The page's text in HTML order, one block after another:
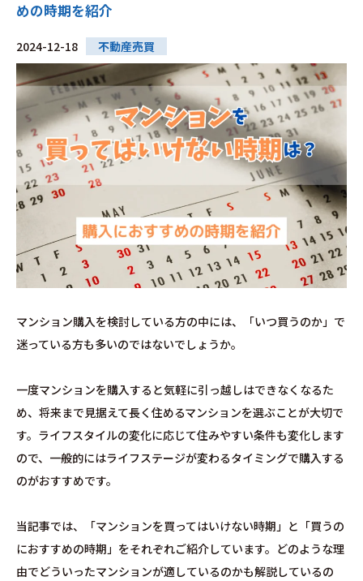
めの時期を紹介
2024-12-18 不動産売買
マンション購入を検討している方の中には、「いつ買うのか」で
迷っている方も多いのではないでしょうか。
一度マンションを購入すると気軽に引っ越しはできなくなるた
め、将来まで見据えて長く住めるマンションを選ぶことが大切で
す。ライフスタイルの変化に応じて住みやすい条件も変化します
ので、一般的にはライフステージが変わるタイミングで購入する
のがおすすめです。
当記事では、「マンションを買ってはいけない時期」と「買うの
におすすめの時期」をそれぞれご紹介しています。どのような理
由でどういったマンションが適しているのかも解説しているの